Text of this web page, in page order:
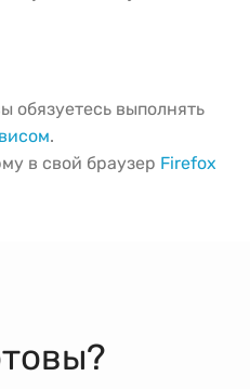
обязуетесь выполнять
.
в свой браузер Firefox